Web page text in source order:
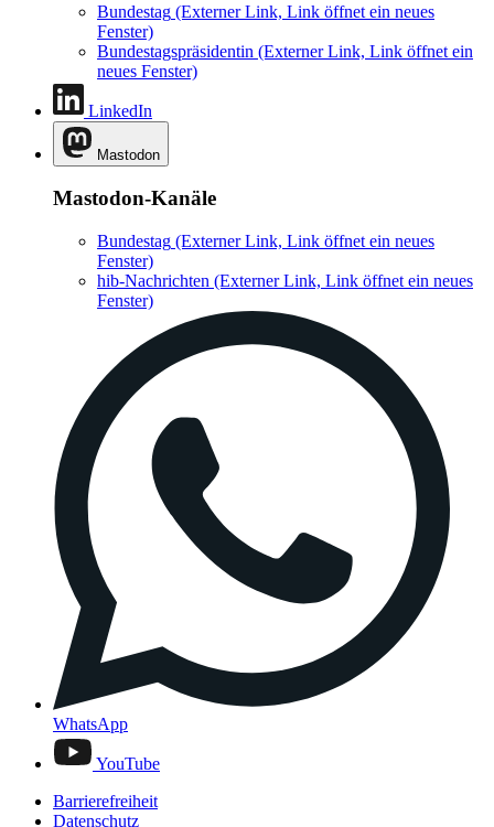
Bundestag (Externer Link, Link öffnet ein neues
Fenster)
Bundestagspräsidentin (Externer Link, Link öffnet ein
neues Fenster)
LinkedIn
Mastodon
Mastodon-Kanäle
Bundestag (Externer Link, Link öffnet ein neues
Fenster)
hib-Nachrichten (Externer Link, Link öffnet ein neues
Fenster)
WhatsApp
YouTube
Barrierefreiheit
Datenschutz